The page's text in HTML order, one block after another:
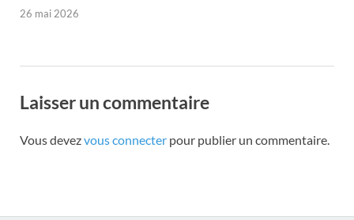
26 mai 2026
Laisser un commentaire
Vous devezvous connecter pour publier un commentaire.